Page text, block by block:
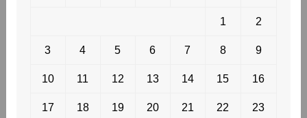
1 2
3 4 5 6 7 8 9
10 11 12 13 14 15 16
17 18 19 20 21 22 23